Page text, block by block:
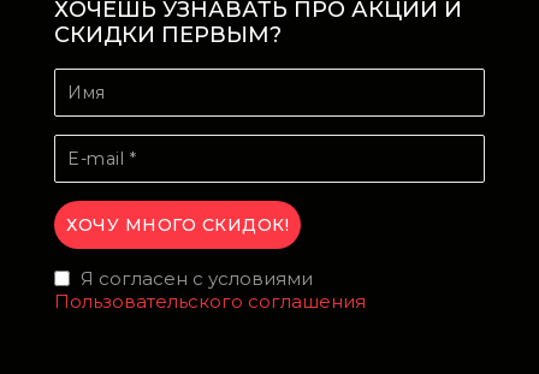
ХОЧЕШЬ УЗНАВАТЬ ПРО АКЦИИ И
СКИДКИ ПЕРВЫМ?
Я согласен с условиями
Пользовательского соглашения